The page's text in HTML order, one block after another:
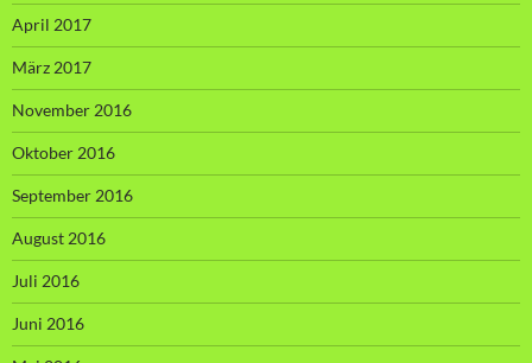
April 2017
März 2017
November 2016
Oktober 2016
September 2016
August 2016
Juli 2016
Juni 2016